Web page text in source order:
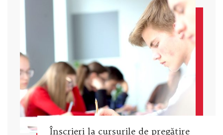
Înscrieri la cursurile de pregătire